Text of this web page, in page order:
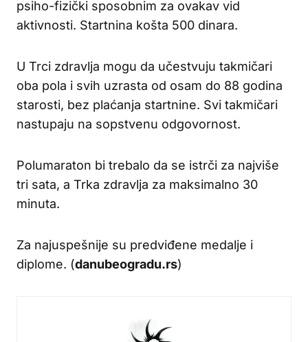
psiho-fizički sposobnim za ovakav vid
aktivnosti. Startnina košta 500 dinara.
U Trci zdravlja mogu da učestvuju takmičari
oba pola i svih uzrasta od osam do 88 godina
starosti, bez plaćanja startnine. Svi takmičari
nastupaju na sopstvenu odgovornost.
Polumaraton bi trebalo da se istrči za najviše
tri sata, a Trka zdravlja za maksimalno 30
minuta.
Za najuspešnije su predviđene medalje i
diplome. (danubeogradu.rs)